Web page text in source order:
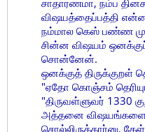
சாதாரணமா, நம்ப
விஷயத்தைப்பத்தி
நம்மால கெஸ் பண்ண
சின்ன விஷயம்
சொன்னேன்.
ஒனக்குத் திருக்குறள்
"ஏதோ கொஞ்சம்
"திருவள்ளுவர் 1330
அத்தனை
சொல்லிருக்கார்னு,